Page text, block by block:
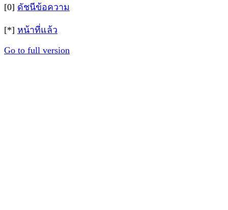
[0] ดัชนีข้อความ
[*] หน้าที่แล้ว
Go to full version